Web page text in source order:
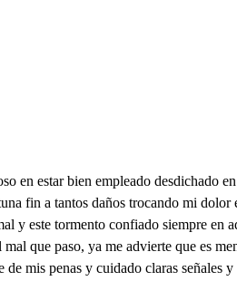
podré llamarme dichoso más que cuántos son nacidos mi bien y gloria y vengo Yo con veros tal me veo que tan grande bien no creo señora mía que tengo Mas porque cosa ninguna sientan vamos que me atrevo a decir que, pues os llevó que no temo a la fortuna los trances de fortuna variable, si se cotejan con los de cupido son menos y fortuna tan estable, que este de amor loco y perdido aun punto me ha traído miserable, que yo mismo me veo tan oprimido, que la lealtad y fe, me hace que tuerza, y el propio parecer traidor me esfuerza pasó mi alma con su flecha agrada de tal suerte quiso la entregase a Lucina a quien ya la tengo dada, y que por causa de ella así penas Ella es de mi querida y tan amada que si por dicha a la sola topase entiendo no haria cosa poca, contemplarla con alma ojos y boca, Bien sé que de gravarte soy amado y de otra parte de valor tan poco que no podré por firme enamorado alcanzar esta impresa que ahora toco, pero con todo estoy determinado a ser traidor que amor me tiene loco, Un piloto, mi amigo es el que viene tratarlo con él mucho me conviene Aguardadme en el batel, que luego quiero tornarme, para poder embarcarme, aguardando quedó en él señor le ocaso. Amigo, a quién vienes a buscar cerlo solo a ti para tratar cierto negocio contigo tú sabrás que un caballero a quien sirvo de criado una dama enamorado Está que en el alma quiero el me mando que viniese aquí al punto y que buscase, un navio en que pasase, atento si viento hubiese, porque yo y él, y la dama amo, según os lo digo pero entiende caro amigo que me abraso en viva llama si es que no tienes fletado. tu nacio Dilo luego porque ha de ser remediado por ti mi amoroso fuego pues somos amigos demos horden, pues amor me inflama, que yo quedé con la dama y al caballero matemos,